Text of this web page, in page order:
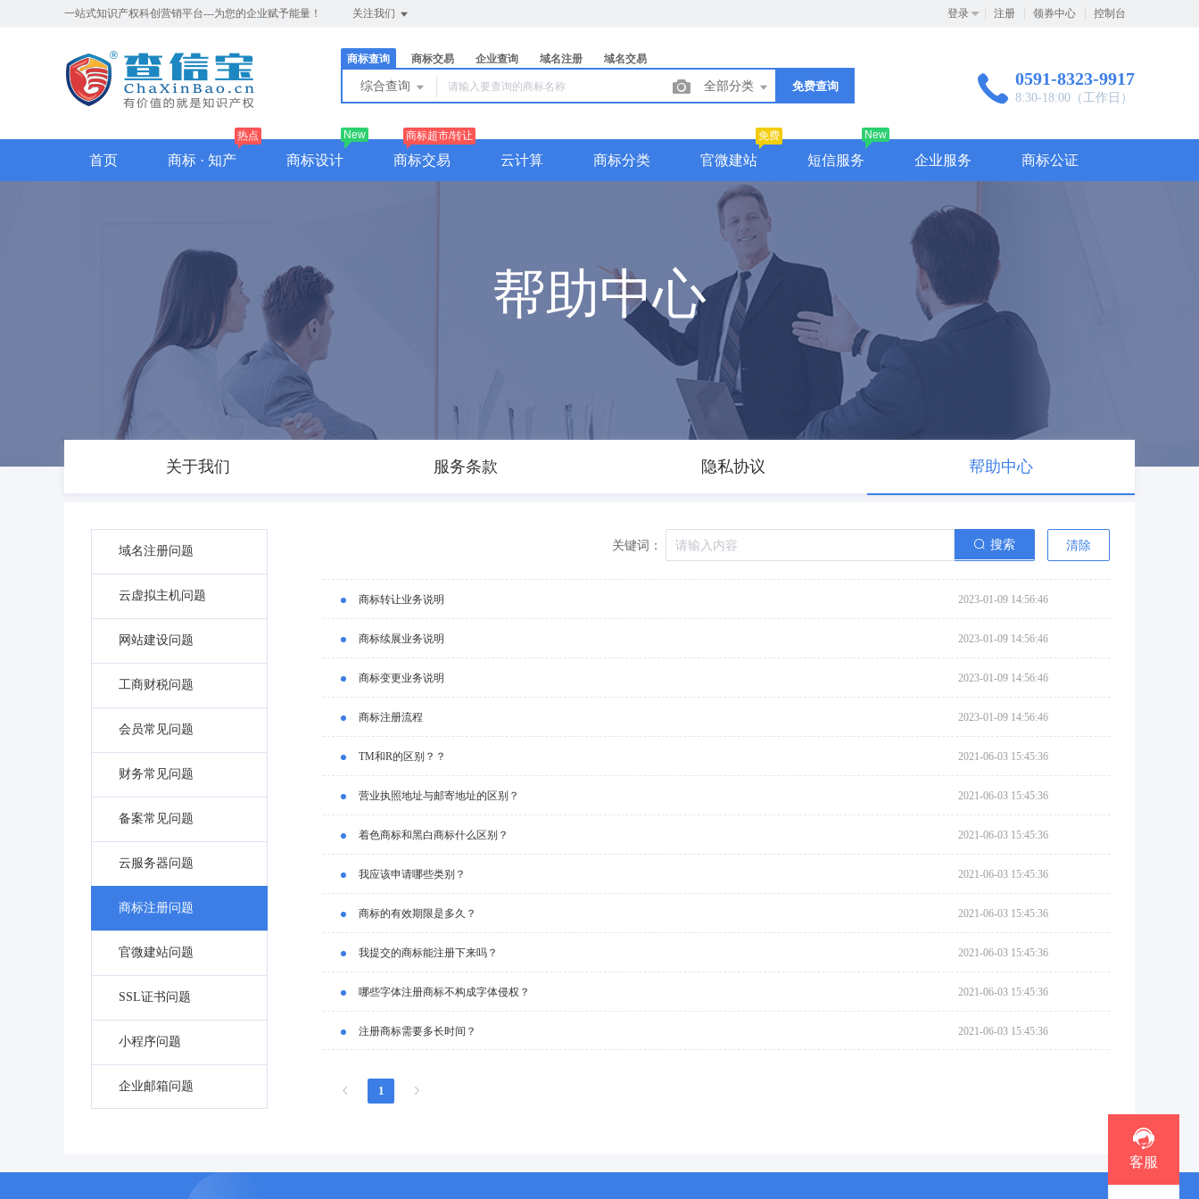
一站式知识产权科创营销平台---为您的企业赋予能量！ 关注我们 登录 注册 领券中心 控制台
商标查询 商标交易 企业查询 域名注册 域名交易
综合查询 全部分类 免费查询 0591-8323-9917
8:30-18:00（工作日）
首页 商标 · 知产
热点
商标设计
New
商标交易
商标超市/转让
云计算 商标分类 官微建站
免费
短信服务
New
企业服务 商标公证
帮助中心
关于我们 服务条款 隐私协议 帮助中心
域名注册问题
云虚拟主机问题
网站建设问题
工商财税问题
会员常见问题
财务常见问题
备案常见问题
云服务器问题
商标注册问题
官微建站问题
SSL证书问题
小程序问题
企业邮箱问题
关键词： 搜索 清除
商标转让业务说明 2023-01-09 14:56:46
商标续展业务说明 2023-01-09 14:56:46
商标变更业务说明 2023-01-09 14:56:46
商标注册流程 2023-01-09 14:56:46
TM和R的区别？？ 2021-06-03 15:45:36
营业执照地址与邮寄地址的区别？ 2021-06-03 15:45:36
着色商标和黑白商标什么区别？ 2021-06-03 15:45:36
我应该申请哪些类别？ 2021-06-03 15:45:36
商标的有效期限是多久？ 2021-06-03 15:45:36
我提交的商标能注册下来吗？ 2021-06-03 15:45:36
哪些字体注册商标不构成字体侵权？ 2021-06-03 15:45:36
注册商标需要多长时间？ 2021-06-03 15:45:36
1
客服